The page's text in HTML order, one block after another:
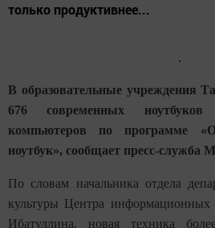
только продуктивнее...
В образовательные учреждения
676 современных ноутбуков
компьютеров по программе
ноутбук», сообщает пресс-служба
По словам начальника отдела
культуры Центра информационных
Ибатуллина, новая техника